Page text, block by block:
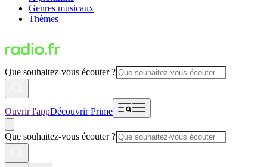
Genres musicaux
Thèmes
Que souhaitez-vous écouter ?
Ouvrir l'appDécouvrir Prime
Que souhaitez-vous écouter ?